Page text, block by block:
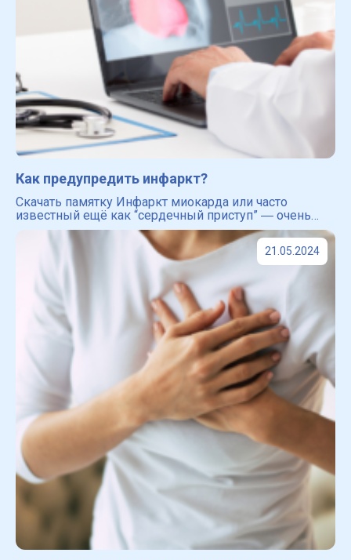
Как предупредить инфаркт?
Скачать памятку Инфаркт миокарда или часто
известный ещё как “сердечный приступ” ― очень
опасное заболевание сердечно-сосудистой системы.
Именно инфаркт входит в ведущие причины смерти
21.05.2024